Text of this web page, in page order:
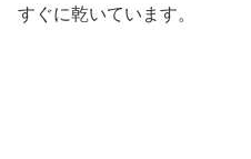
すぐに乾いています。